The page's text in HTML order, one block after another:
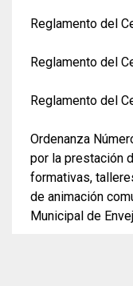
Reglamento del
Reglamento del
Reglamento del
Ordenanza
por la prestación
formativas,
de animación
Municipal de